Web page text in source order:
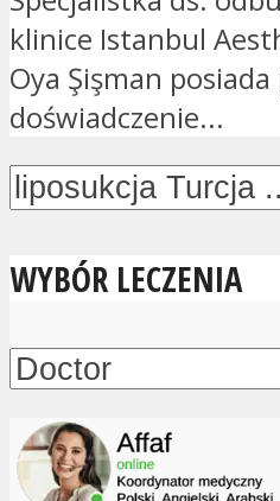
klinice Istanbul
Oya Şişman
doświadczenie...
WYBÓR LECZENIA